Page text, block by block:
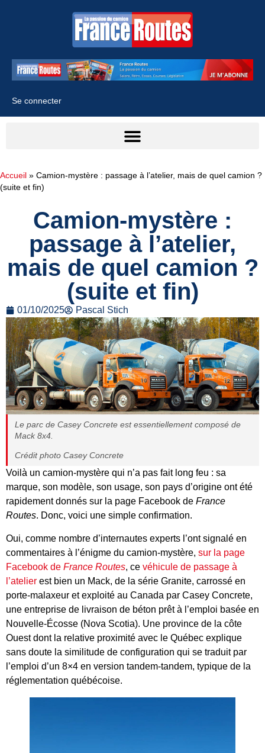
Se connecter
Accueil » Camion-mystère : passage à l’atelier, mais de quel camion ?
(suite et fin)
Camion-mystère :
passage à l’atelier,
mais de quel camion ?
(suite et fin)
01/10/2025 Pascal Stich
Le parc de Casey Concrete est essentiellement composé de
Mack 8x4.
Crédit photo Casey Concrete
Voilà un camion-mystère qui n’a pas fait long feu : sa
marque, son modèle, son usage, son pays d’origine ont été
rapidement donnés sur la page Facebook de France
Routes. Donc, voici une simple confirmation.
Oui, comme nombre d’internautes experts l’ont signalé en
commentaires à l’énigme du camion-mystère, sur la page
Facebook de France Routes, ce véhicule de passage à
l’atelier est bien un Mack, de la série Granite, carrossé en
porte-malaxeur et exploité au Canada par Casey Concrete,
une entreprise de livraison de béton prêt à l’emploi basée en
Nouvelle-Écosse (Nova Scotia). Une province de la côte
Ouest dont la relative proximité avec le Québec explique
sans doute la similitude de configuration qui se traduit par
l’emploi d’un 8×4 en version tandem-tandem, typique de la
réglementation québécoise.